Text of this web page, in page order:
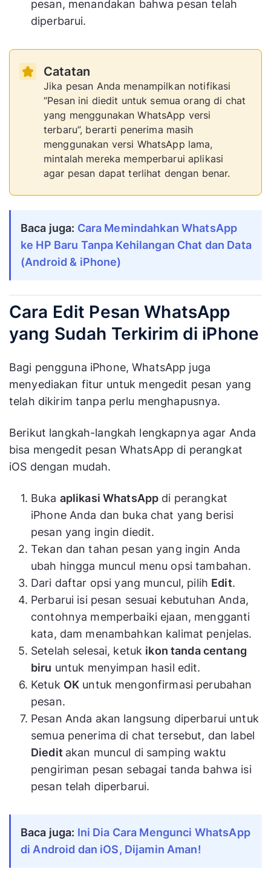
pesan, menandakan bahwa pesan telah
diperbarui.
Catatan
Jika pesan Anda menampilkan notifikasi
“Pesan ini diedit untuk semua orang di chat
yang menggunakan WhatsApp versi
terbaru”, berarti penerima masih
menggunakan versi WhatsApp lama,
mintalah mereka memperbarui aplikasi
agar pesan dapat terlihat dengan benar.
Baca juga: Cara Memindahkan WhatsApp
ke HP Baru Tanpa Kehilangan Chat dan Data
(Android & iPhone)
Cara Edit Pesan WhatsApp
yang Sudah Terkirim di iPhone
Bagi pengguna iPhone, WhatsApp juga
menyediakan fitur untuk mengedit pesan yang
telah dikirim tanpa perlu menghapusnya.
Berikut langkah-langkah lengkapnya agar Anda
bisa mengedit pesan WhatsApp di perangkat
iOS dengan mudah.
Buka aplikasi WhatsApp di perangkat
iPhone Anda dan buka chat yang berisi
pesan yang ingin diedit.
Tekan dan tahan pesan yang ingin Anda
ubah hingga muncul menu opsi tambahan.
Dari daftar opsi yang muncul, pilih Edit.
Perbarui isi pesan sesuai kebutuhan Anda,
contohnya memperbaiki ejaan, mengganti
kata, dam menambahkan kalimat penjelas.
Setelah selesai, ketuk ikon tanda centang
biru untuk menyimpan hasil edit.
Ketuk OK untuk mengonfirmasi perubahan
pesan.
Pesan Anda akan langsung diperbarui untuk
semua penerima di chat tersebut, dan label
Diedit akan muncul di samping waktu
pengiriman pesan sebagai tanda bahwa isi
pesan telah diperbarui.
Baca juga: Ini Dia Cara Mengunci WhatsApp
di Android dan iOS, Dijamin Aman!